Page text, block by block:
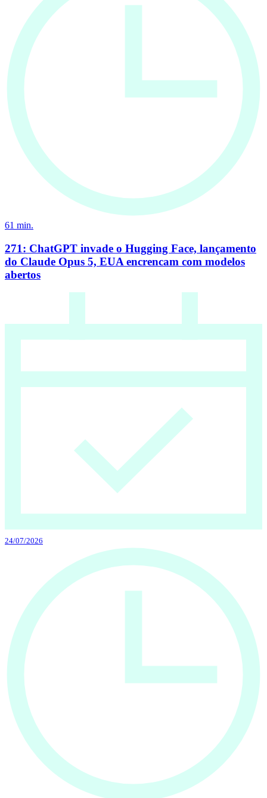
61 min.
271: ChatGPT invade o Hugging Face, lançamento
do Claude Opus 5, EUA encrencam com modelos
abertos
24/07/2026